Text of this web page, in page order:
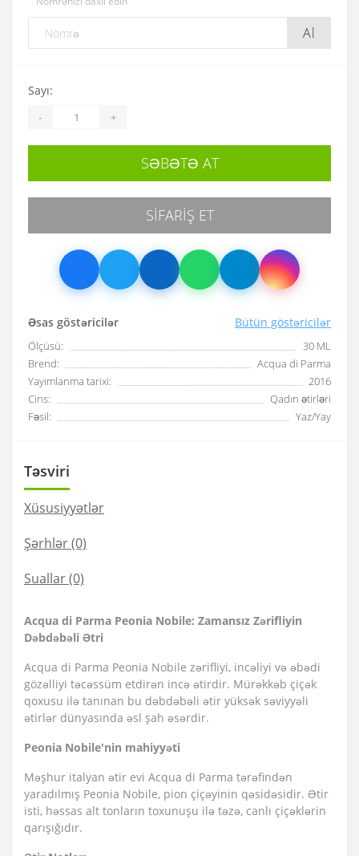
Al
Əsas göstəricilər Bütün göstəricilər
Ölçüsü:
30 ML
Brend:
Acqua di Parma
Yayımlanma tarixi:
2016
Cins:
Qadın ətirləri
Fəsil:
Yaz/Yay
Sayı:
- +
SƏBƏTƏ AT
SIFARIŞ ET
Təsviri
Xüsusiyyətlər
Şərhlər (0)
Suallar(0)
Acqua di Parma Peonia Nobile: Zamansız Zərifliyin
Dəbdəbəli Ətri
Acqua di Parma Peonia Nobile zərifliyi, incəliyi və əbədi
gözəlliyi təcəssüm etdirən incə ətirdir. Mürəkkəb çiçək
qoxusu ilə tanınan bu dəbdəbəli ətir yüksək səviyyəli
ətirlər dünyasında əsl şah əsərdir.
Peonia Nobile'nin mahiyyəti
Məşhur italyan ətir evi Acqua di Parma tərəfindən
yaradılmış Peonia Nobile, pion çiçəyinin qəsidəsidir. Ətir
isti, həssas alt tonların toxunuşu ilə təzə, canlı çiçəklərin
qarışığıdır.